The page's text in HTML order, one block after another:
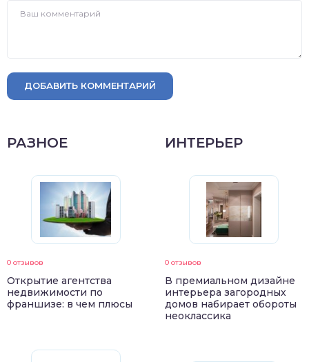
ДОБАВИТЬ КОММЕНТАРИЙ
РАЗНОЕ
0 отзывов
Открытие агентства
недвижимости по
франшизе: в чем плюсы
ИНТЕРЬЕР
0 отзывов
В премиальном дизайне
интерьера загородных
домов набирает обороты
неоклассика